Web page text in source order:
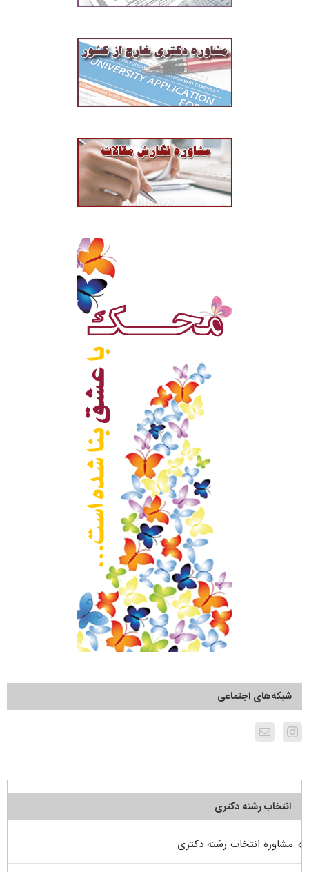
شبکه‌های اجتماعی
انتخاب رشته دکتری
مشاوره انتخاب رشته دکتری